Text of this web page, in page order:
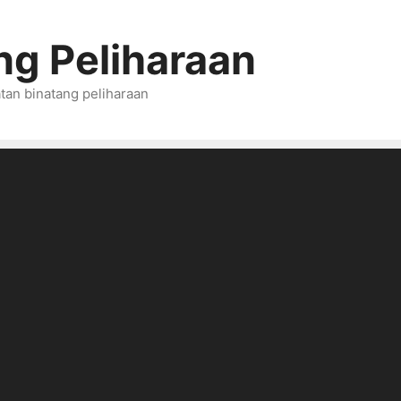
Peliharaan
binatang peliharaan